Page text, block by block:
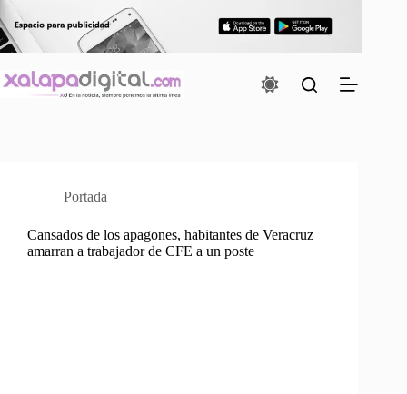
al
contenido
Portada
Cansados de los apagones, habitantes de Veracruz
amarran a trabajador de CFE a un poste